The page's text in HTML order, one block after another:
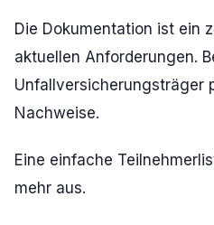
Die Dokumentation ist ein
aktuellen Anforderungen.
Unfallversicherungsträger
Nachweise.
Eine einfache
mehr aus.